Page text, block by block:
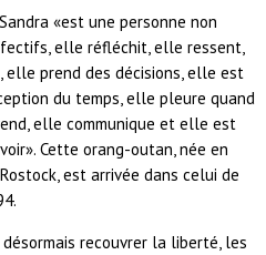
«est une personne non
elle réfléchit, elle ressent,
prend des décisions, elle est
du temps, elle pleure quand
elle communique et elle est
Cette orang-outan, née en
est arrivée dans celui de
recouvrer la liberté, les